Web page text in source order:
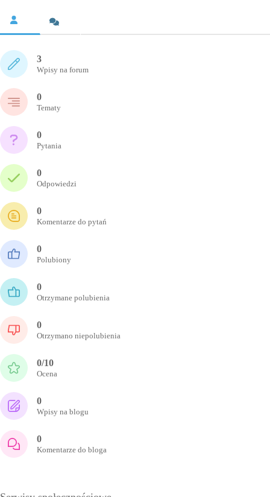
3
Wpisy na forum
0
Tematy
0
Pytania
0
Odpowiedzi
0
Komentarze do pytań
0
Polubiony
0
Otrzymane polubienia
0
Otrzymano niepolubienia
0/10
Ocena
0
Wpisy na blogu
0
Komentarze do bloga